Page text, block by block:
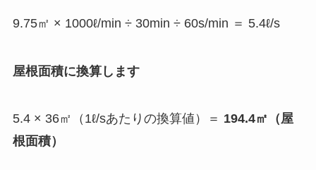
9.75㎡ × 1000ℓ/min ÷ 30min ÷ 60s/min ＝ 5.4ℓ/s
屋根面積に換算します
5.4 × 36㎡（1ℓ/sあたりの換算値）＝ 194.4㎡（屋
根面積）